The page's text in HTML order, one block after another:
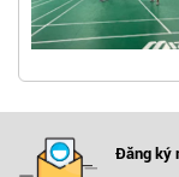
Đăng ký